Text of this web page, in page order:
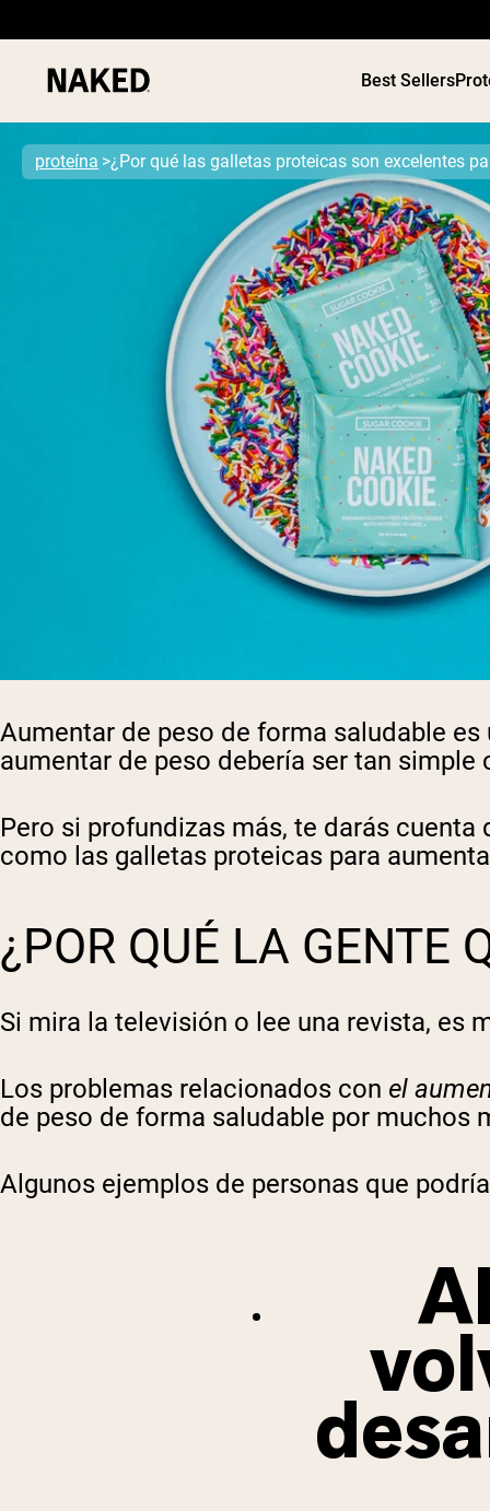
Best Sellers
Términos de Búsqueda Populares
proteína ¿Por qué las galletas proteicas son excelentes
Aumentar de peso de forma saludable
aumentar de peso debería ser tan
Pero si profundizas más, te darás
como las galletas proteicas para
¿POR QUÉ LA GENTE
Si mira la televisión o lee una revista, es
Los problemas relacionados con el
de peso de forma saludable por muchos
Algunos ejemplos de personas que